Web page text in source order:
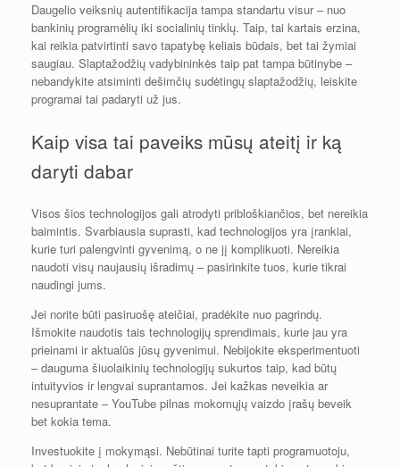
Daugelio veiksnių autentifikacija tampa standartu visur – nuo
bankinių programėlių iki socialinių tinklų. Taip, tai kartais erzina,
kai reikia patvirtinti savo tapatybę keliais būdais, bet tai žymiai
saugiau. Slaptažodžių vadybininkės taip pat tampa būtinybe –
nebandykite atsiminti dešimčių sudėtingų slaptažodžių, leiskite
programai tai padaryti už jus.
Kaip visa tai paveiks mūsų ateitį ir ką
daryti dabar
Visos šios technologijos gali atrodyti pribloškiančios, bet nereikia
baimintis. Svarbiausia suprasti, kad technologijos yra įrankiai,
kurie turi palengvinti gyvenimą, o ne jį komplikuoti. Nereikia
naudoti visų naujausių išradimų – pasirinkite tuos, kurie tikrai
naudingi jums.
Jei norite būti pasiruošę ateičiai, pradėkite nuo pagrindų.
Išmokite naudotis tais technologijų sprendimais, kurie jau yra
prieinami ir aktualūs jūsų gyvenimui. Nebijokite eksperimentuoti
– dauguma šiuolaikinių technologijų sukurtos taip, kad būtų
intuityvios ir lengvai suprantamos. Jei kažkas neveikia ar
nesuprantate – YouTube pilnas mokomųjų vaizdo įrašų beveik
bet kokia tema.
Investuokite į mokymąsi. Nebūtinai turite tapti programuotoju,